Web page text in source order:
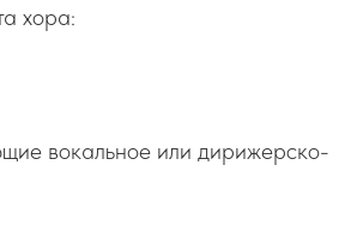
хора:
вокальное или дирижерско-